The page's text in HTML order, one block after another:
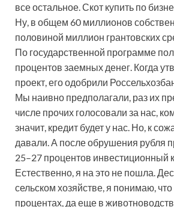
все остальное. Скот купить по
Ну, в общем 60 миллионов
половиной миллион грантовских
По государственной программе
процентов заемных денег. Когда
проект, его одобрили
Мы наивно предполагали, раз их
числе прочих голосовали за нас,
значит, кредит будет у нас. Но, к
давали. А после обрушения рубля
25–27 процентов инвестиционный
Естественно, я на это не пошла.
сельском хозяйстве, я понимаю, что
процентах, да еще в